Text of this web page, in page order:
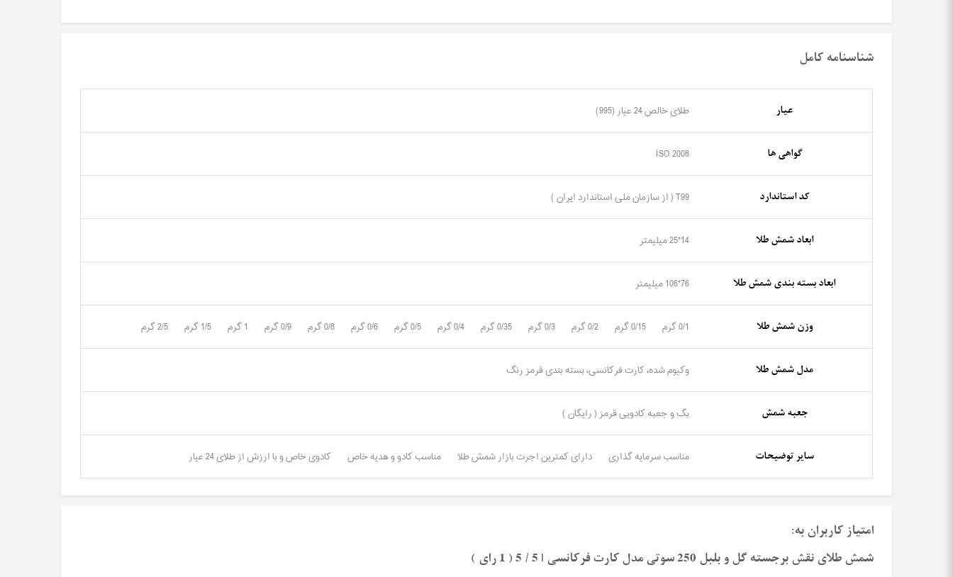
شناسنامه کامل
عیار طلای خالص 24 عیار (995)
گواهی ها ISO 2008
کد استاندارد T99 ( از سازمان ملی استاندارد ایران )
ابعاد شمش طلا 14*25 میلیمتر
ابعاد بسته بندی شمش طلا 76*106 میلیمتر
وزن شمش طلا 0/1 گرم 0/15 گرم 0/2 گرم 0/3 گرم 0/35 گرم 0/4 گرم 0/5 گرم 0/6 گرم 0/8 گرم 0/9 گرم 1 گرم 1/5 گرم 2/5 گرم
مدل شمش طلا وکیوم شده، کارت فرکانسی، بسته بندی قرمز رنگ
جعبه شمش بگ و جعبه کادویی قرمز ( رایگان )
سایر توضیحات مناسب سرمایه گذاری دارای کمترین اجرت بازار شمش طلا مناسب کادو و هدیه خاص کادوی خاص و با ارزش از طلای 24 عیار
امتیاز کاربران به:
شمش طلای نقش برجسته گل و بلبل 250 سوتی مدل کارت فرکانسی | 5 / 5 ( 1 رای )